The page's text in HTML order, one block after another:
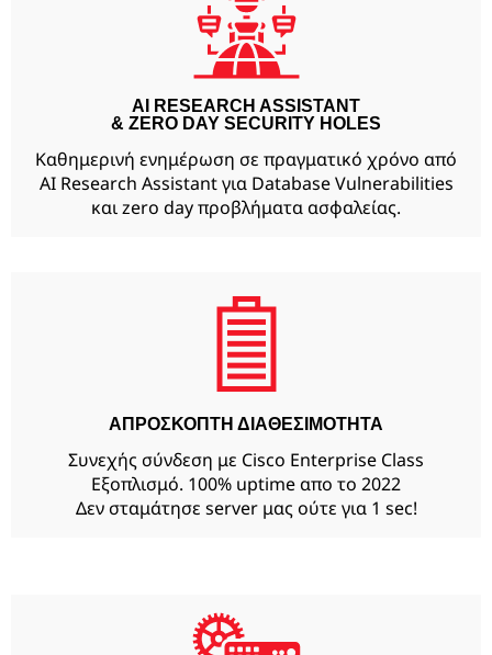
AI RESEARCH ASSISTANT
& ZERO DAY SECURITY HOLES
Καθημερινή ενημέρωση σε πραγματικό χρόνο από
AI Research Assistant για Database Vulnerabilities
και zero day προβλήματα ασφαλείας.
ΑΠΡΟΣΚΟΠΤΗ ΔΙΑΘΕΣΙΜΟΤΗΤΑ
Συνεχής σύνδεση με Cisco Enterprise Class
Εξοπλισμό. 100% uptime απο το 2022
Δεν σταμάτησε server μας ούτε για 1 sec!